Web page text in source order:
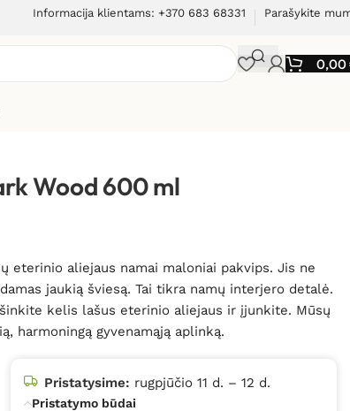
Informacija klientams: +370 683 68331 Parašykite
0,00
Wood 600 ml
eterinio aliejaus namai maloniai pakvips. Jis ne
jaukią šviesą. Tai tikra namų interjero detalė.
kelis lašus eterinio aliejaus ir įjunkite. Mūsų
harmoningą gyvenamąją aplinką.
Pristatysime: rugpjūčio 11 d. – 12 d.
Pristatymo būdai